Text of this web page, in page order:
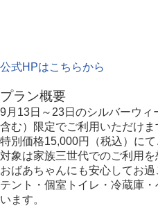
公式HPはこちらから
プラン概要
9月13日～23日のシルバーウ
含む）限定でご利用いただけま
特別価格15,000円（税込）にて
対象は家族三世代でのご利用
おばあちゃんにも安心してお
テント・個室トイレ・冷蔵庫
います。